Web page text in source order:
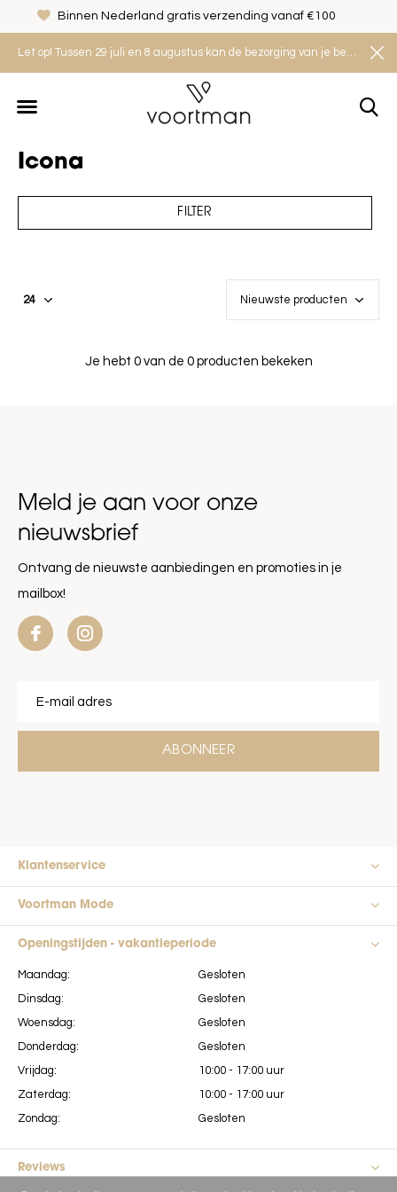
Let op! Tussen 29 juli en 8 augustus kan de bezorging van je bestelling iets langer duren. Houd rekening met een levertijd van 2 tot 4 werkdagen.
Binnen Nederland gratis verzending vanaf €100
Icona
FILTER
Je hebt 0 van de 0 producten bekeken
Meld je aan voor onze
nieuwsbrief
Ontvang de nieuwste aanbiedingen en promoties in je
mailbox!
ABONNEER
Klantenservice
Voortman Mode
Openingstijden - vakantieperiode
Maandag:
Dinsdag:
Woensdag:
Donderdag:
Vrijdag:
Zaterdag:
Zondag:
Gesloten
Gesloten
Gesloten
Gesloten
10:00 - 17:00 uur
10:00 - 17:00 uur
Gesloten
Reviews